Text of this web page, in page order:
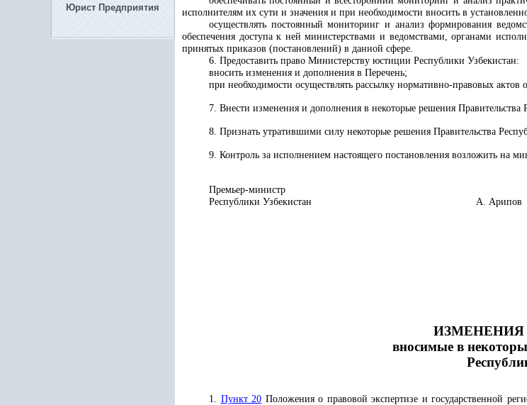
Юрист Предприятия
исполнителям их сути и значения и при необходимости вносить в
осуществлять постоянный мониторинг и анализ формирования
обеспечения доступа к ней министерствами и ведомствами, органами
принятых приказов (постановлений) в данной сфере.
6. Предоставить право Министерству юстиции Республики Узбекистан:
вносить изменения и дополнения в Перечень;
при необходимости осуществлять рассылку нормативно-правовых
7. Внести изменения и дополнения в некоторые решения Правительства
8. Признать утратившими силу некоторые решения Правительства
9. Контроль за исполнением настоящего постановления возложить на
Премьер-министр
Республики Узбекистан А. Арипов
ИЗМЕНЕНИЯ
вносимые в
1. Пункт 20 Положенияо правовой экспертизе и государственной